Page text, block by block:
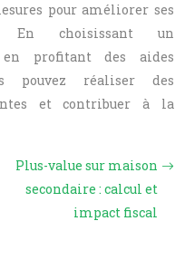
pour améliorer ses
En choisissant un
profitant des aides
pouvez réaliser des
et contribuer à la
Plus-value sur maison
secondaire : calcul et
impact fiscal